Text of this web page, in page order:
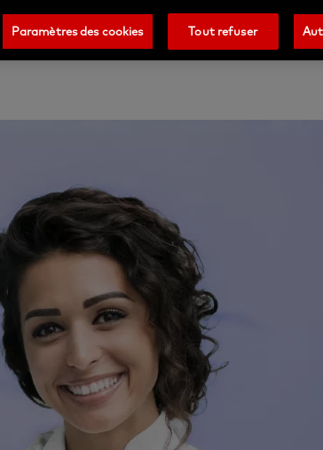
Connexion/Inscription Blog
Paramètres des cookies Tout refuser